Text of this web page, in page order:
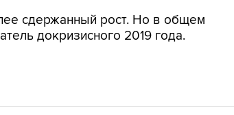
сдержанный рост. Но в общем
докризисного 2019 года.